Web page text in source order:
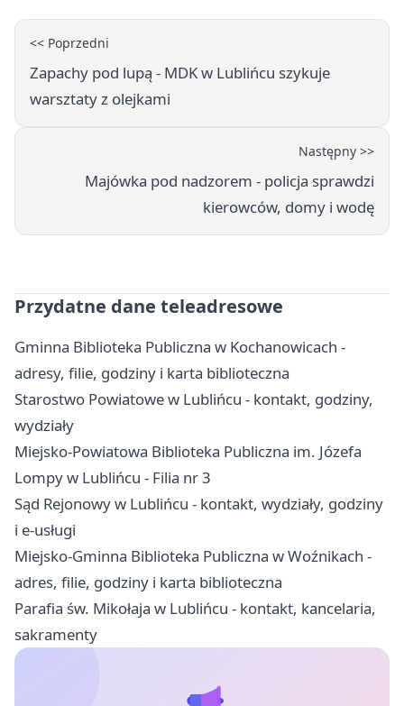
<< Poprzedni
Zapachy pod lupą - MDK w Lublińcu szykuje
warsztaty z olejkami
Następny >>
Majówka pod nadzorem - policja sprawdzi
kierowców, domy i wodę
Przydatne dane teleadresowe
Gminna Biblioteka Publiczna w Kochanowicach -
adresy, filie, godziny i karta biblioteczna
Starostwo Powiatowe w Lublińcu - kontakt, godziny,
wydziały
Miejsko-Powiatowa Biblioteka Publiczna im. Józefa
Lompy w Lublińcu - Filia nr 3
Sąd Rejonowy w Lublińcu - kontakt, wydziały, godziny
i e-usługi
Miejsko-Gminna Biblioteka Publiczna w Woźnikach -
adres, filie, godziny i karta biblioteczna
Parafia św. Mikołaja w Lublińcu - kontakt, kancelaria,
sakramenty